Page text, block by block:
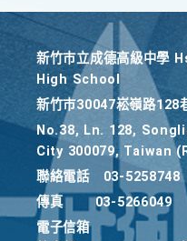
新竹巿立成德高級中
High School
新竹巿30047崧嶺路128
No.38, Ln. 128,
City 300079, Taiwan
聯絡電話
03-5258748
傳真
03-5266049
電子信箱